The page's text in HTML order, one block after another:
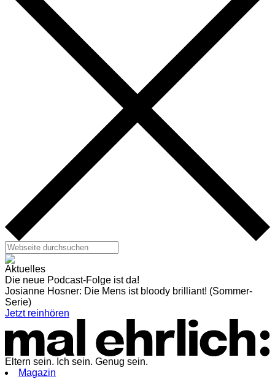
Aktuelles
Die neue Podcast-Folge ist da!
Josianne Hosner: Die Mens ist bloody brilliant! (Sommer-
Serie)
Jetzt reinhören
Eltern sein. Ich sein. Genug sein.
Magazin